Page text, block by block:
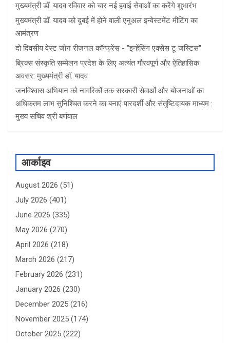
मुख्यमंत्री डॉ. यादव रविवार को चार नई हवाई सेवाओं का करेंगे शुभारंभ
मुख्यमंत्री डॉ. यादव को दुबई में होने वाली एनुअल इन्वेस्टमेंट मीटिंग का
आमंत्रण
दो दिवसीय वेस्ट जोन रीजनल कॉन्फ्रेंस - "इन्हेंसिंग एक्सेस टू जस्टिस"
ब्रिक्स संस्कृति सम्मेलन प्रदेश के लिए अत्यंत गौरवपूर्ण और ऐतिहासिक
अवसर: मुख्यमंत्री डॉ. यादव
जनविश्वास अभियान को नागरिकों तक सरकारी सेवाओं और योजनाओं का
अधिकतम लाभ सुनिश्चित करने का बनाएं पारदर्शी और संतुष्टिदायक माध्यम :
मुख्य सचिव श्री बर्णवाल
आर्काइव
August 2026 (51)
July 2026 (401)
June 2026 (335)
May 2026 (270)
April 2026 (218)
March 2026 (217)
February 2026 (231)
January 2026 (230)
December 2025 (216)
November 2025 (174)
October 2025 (222)